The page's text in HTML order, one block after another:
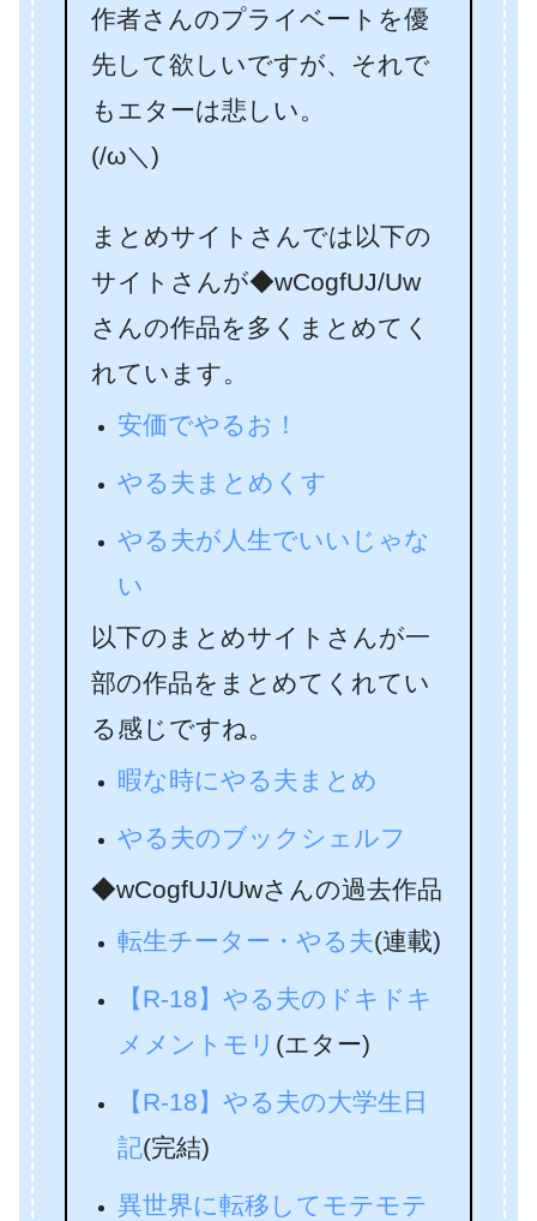
作者さんのプライベートを優
先して欲しいですが、それで
もエターは悲しい。
(/ω＼)
まとめサイトさんでは以下の
サイトさんが◆wCogfUJ/Uw
さんの作品を多くまとめてく
れています。
安価でやるお！
やる夫まとめくす
やる夫が人生でいいじゃな
い
以下のまとめサイトさんが一
部の作品をまとめてくれてい
る感じですね。
暇な時にやる夫まとめ
やる夫のブックシェルフ
◆wCogfUJ/Uwさんの過去作品
転生チーター・やる夫(連載)
【R‐18】やる夫のドキドキ
メメントモリ (エター)
【R-18】やる夫の大学生日
記(完結)
異世界に転移してモテモテ